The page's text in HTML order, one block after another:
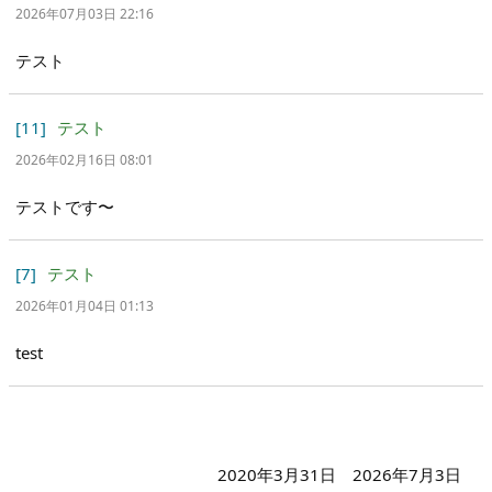
2026年07月03日 22:16
テスト
[11] テスト
2026年02月16日 08:01
テストです〜
[7] テスト
2026年01月04日 01:13
test
2020年3月31日 2026年7月3日